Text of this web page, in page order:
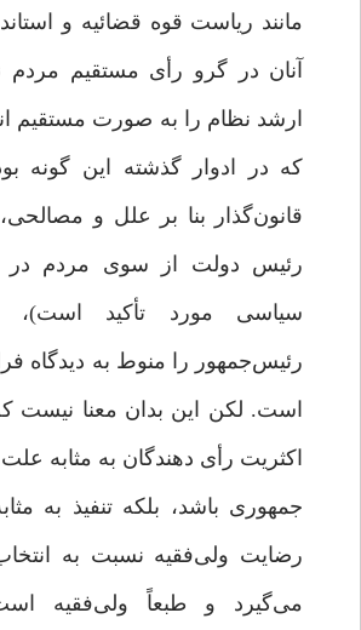
مانند ریاست قوه قضائیه و
آنان در گرو رأی مستقیم مردم
ارشد نظام را به صورت مستقیم
که در ادوار گذشته این گونه
قانون‌گذار بنا بر علل و
رئیس دولت از سوی مردم در
سیاسی مورد تأکید است)‌،
رئیس‌جمهور را منوط به دیدگاه
است. لکن این بدان معنا نیست
اکثریت رأی دهندگان به مثابه
جمهوری باشد، بلکه تنفیذ به
رضایت ولی‌فقیه نسبت به
می‌گیرد و طبعاً ولی‌‌فقیه